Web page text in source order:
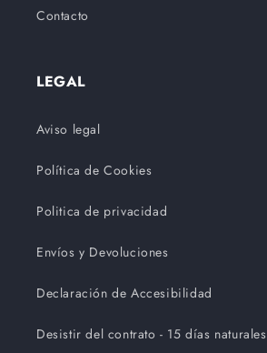
Contacto
LEGAL
Aviso legal
Política de Cookies
Politica de privacidad
Envíos y Devoluciones
Declaración de Accesibilidad
Desistir del contrato - 15 días naturales